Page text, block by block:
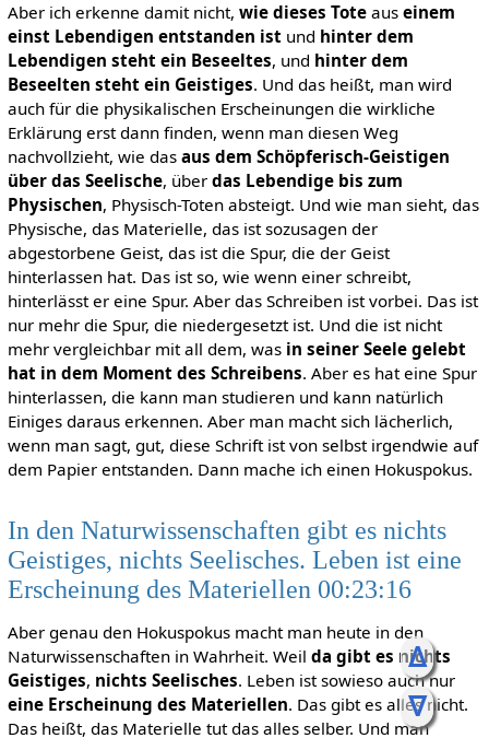
ᐃ
ᐁ
Aber ich erkenne damit nicht, wie dieses Toteaus einem
einst Lebendigen entstanden istund hinter dem
Lebendigen steht ein Beseeltes, und hinter dem
Beseelten steht ein Geistiges. Und das heißt, man wird
auch für die physikalischen Erscheinungen die wirkliche
Erklärung erst dann finden, wenn man diesen Weg
nachvollzieht, wie das aus dem Schöpferisch-Geistigen
über das Seelische, über das Lebendige bis zum
Physischen, Physisch-Toten absteigt. Und wie man sieht, das
Physische, das Materielle, das ist sozusagen der
abgestorbene Geist, das ist die Spur, die der Geist
hinterlassen hat. Das ist so, wie wenn einer schreibt,
hinterlässt er eine Spur. Aber das Schreiben ist vorbei. Das ist
nur mehr die Spur, die niedergesetzt ist. Und die ist nicht
mehr vergleichbar mit all dem, was in seiner Seele gelebt
hat in dem Moment des Schreibens. Aber es hat eine Spur
hinterlassen, die kann man studieren und kann natürlich
Einiges daraus erkennen. Aber man macht sich lächerlich,
wenn man sagt, gut, diese Schrift ist von selbst irgendwie auf
dem Papier entstanden. Dann mache ich einen Hokuspokus.
In den Naturwissenschaften gibt es nichts
Geistiges, nichts Seelisches. Leben ist eine
Erscheinung des Materiellen 00:23:16
Aber genau den Hokuspokus macht man heute in den
Naturwissenschaften in Wahrheit. Weil da gibt es nichts
Geistiges, nichts Seelisches. Leben ist sowieso auch nur
eine Erscheinung des Materiellen. Das gibt es alles nicht.
Das heißt, das Materielle tut das alles selber. Und man